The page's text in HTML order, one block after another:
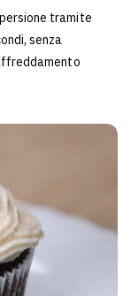
tramite
senza